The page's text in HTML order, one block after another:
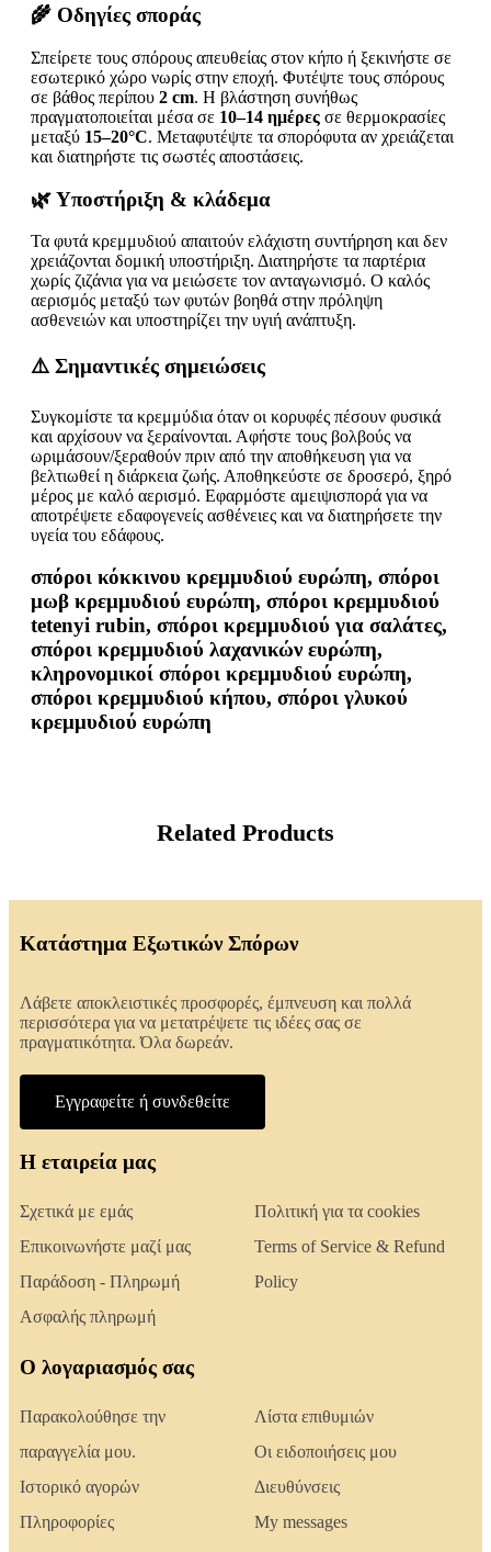
🌾 Οδηγίες σποράς
Σπείρετε τους σπόρους απευθείας στον κήπο ή ξεκινήστε σε
εσωτερικό χώρο νωρίς στην εποχή. Φυτέψτε τους σπόρους
σε βάθος περίπου 2 cm. Η βλάστηση συνήθως
πραγματοποιείται μέσα σε 10–14 ημέρες σε θερμοκρασίες
μεταξύ 15–20°C. Μεταφυτέψτε τα σπορόφυτα αν χρειάζεται
και διατηρήστε τις σωστές αποστάσεις.
🌿 Υποστήριξη & κλάδεμα
Τα φυτά κρεμμυδιού απαιτούν ελάχιστη συντήρηση και δεν
χρειάζονται δομική υποστήριξη. Διατηρήστε τα παρτέρια
χωρίς ζιζάνια για να μειώσετε τον ανταγωνισμό. Ο καλός
αερισμός μεταξύ των φυτών βοηθά στην πρόληψη
ασθενειών και υποστηρίζει την υγιή ανάπτυξη.
⚠️ Σημαντικές σημειώσεις
Συγκομίστε τα κρεμμύδια όταν οι κορυφές πέσουν φυσικά
και αρχίσουν να ξεραίνονται. Αφήστε τους βολβούς να
ωριμάσουν/ξεραθούν πριν από την αποθήκευση για να
βελτιωθεί η διάρκεια ζωής. Αποθηκεύστε σε δροσερό, ξηρό
μέρος με καλό αερισμό. Εφαρμόστε αμειψισπορά για να
αποτρέψετε εδαφογενείς ασθένειες και να διατηρήσετε την
υγεία του εδάφους.
σπόροι κόκκινου κρεμμυδιού ευρώπη, σπόροι
μωβ κρεμμυδιού ευρώπη, σπόροι κρεμμυδιού
tetenyi rubin, σπόροι κρεμμυδιού για σαλάτες,
σπόροι κρεμμυδιού λαχανικών ευρώπη,
κληρονομικοί σπόροι κρεμμυδιού ευρώπη,
σπόροι κρεμμυδιού κήπου, σπόροι γλυκού
κρεμμυδιού ευρώπη
Related Products
Κατάστημα Εξωτικών Σπόρων
Λάβετε αποκλειστικές προσφορές, έμπνευση και πολλά
περισσότερα για να μετατρέψετε τις ιδέες σας σε
πραγματικότητα. Όλα δωρεάν.
Εγγραφείτε ή συνδεθείτε
Η εταιρεία μας
Σχετικά με εμάς
Επικοινωνήστε μαζί μας
Παράδοση - Πληρωμή
Ασφαλής πληρωμή
Πολιτική για τα cookies
Terms of Service & Refund
Policy
Ο λογαριασμός σας
Παρακολούθησε την
παραγγελία μου.
Ιστορικό αγορών
Πληροφορίες
Λίστα επιθυμιών
Οι ειδοποιήσεις μου
Διευθύνσεις
My messages